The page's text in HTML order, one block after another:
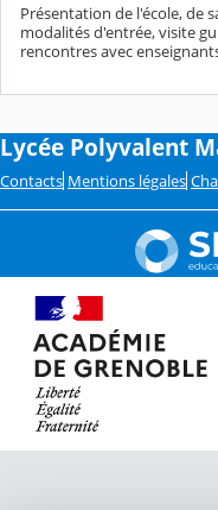
Présentation de l'école, de
modalités d'entrée, visite
rencontres avec
Lycée Polyvalent
Contacts Mentions légales